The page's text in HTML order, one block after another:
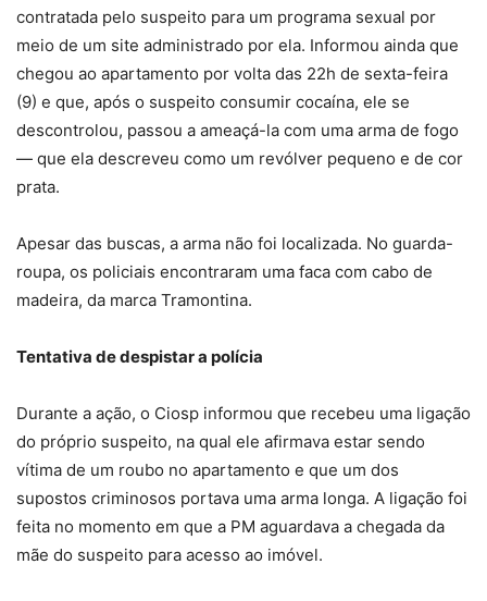
contratada pelo suspeito para um programa sexual por
meio de um site administrado por ela. Informou ainda que
chegou ao apartamento por volta das 22h de sexta-feira
(9) e que, após o suspeito consumir cocaína, ele se
descontrolou, passou a ameaçá-la com uma arma de fogo
— que ela descreveu como um revólver pequeno e de cor
prata.
Apesar das buscas, a arma não foi localizada. No guarda-
roupa, os policiais encontraram uma faca com cabo de
madeira, da marca Tramontina.
Tentativa de despistar a polícia
Durante a ação, o Ciosp informou que recebeu uma ligação
do próprio suspeito, na qual ele afirmava estar sendo
vítima de um roubo no apartamento e que um dos
supostos criminosos portava uma arma longa. A ligação foi
feita no momento em que a PM aguardava a chegada da
mãe do suspeito para acesso ao imóvel.